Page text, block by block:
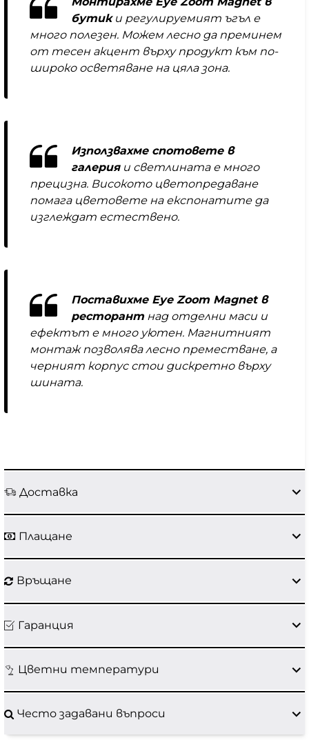
бутики регулируемият ъгъл е
много полезен. Можем лесно да преминем
от тесен акцент върху продукт към по-
широко осветяване на цяла зона.
Използвахме спотовете в
галерияи светлината е много
прецизна. Високото цветопредаване
помага цветовете на експонатите да
изглеждат естествено.
Поставихме Eye Zoom Magnet в
ресторантнад отделни маси и
ефектът е много уютен. Магнитният
монтаж позволява лесно преместване, а
черният корпус стои дискретно върху
шината.
Доставка
Плащане
Връщане
Гаранция
Цветни температури
Често задавани въпроси